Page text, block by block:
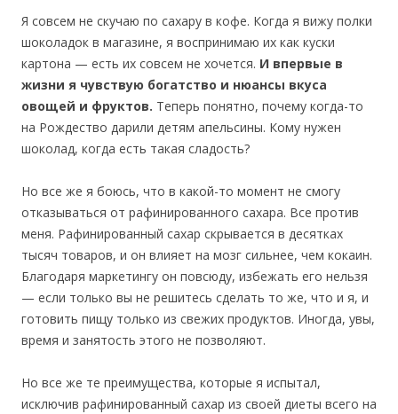
Я совсем не скучаю по сахару в кофе. Когда я вижу полки
шоколадок в магазине, я воспринимаю их как куски
картона — есть их совсем не хочется. И впервые в
жизни я чувствую богатство и нюансы вкуса
овощей и фруктов. Теперь понятно, почему когда-то
на Рождество дарили детям апельсины. Кому нужен
шоколад, когда есть такая сладость?
Но все же я боюсь, что в какой-то момент не смогу
отказываться от рафинированного сахара. Все против
меня. Рафинированный сахар скрывается в десятках
тысяч товаров, и он влияет на мозг сильнее, чем кокаин.
Благодаря маркетингу он повсюду, избежать его нельзя
— если только вы не решитесь сделать то же, что и я, и
готовить пищу только из свежих продуктов. Иногда, увы,
время и занятость этого не позволяют.
Но все же те преимущества, которые я испытал,
исключив рафинированный сахар из своей диеты всего на